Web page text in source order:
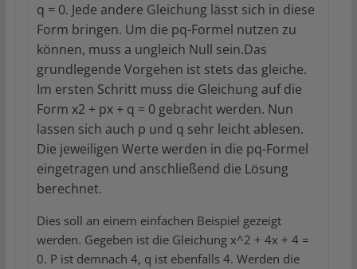
q = 0. Jede andere Gleichung lässt sich in diese
Form bringen. Um die pq-Formel nutzen zu
können, muss a ungleich Null sein.Das
grundlegende Vorgehen ist stets das gleiche.
Im ersten Schritt muss die Gleichung auf die
Form x2 + px + q = 0 gebracht werden. Nun
lassen sich auch p und q sehr leicht ablesen.
Die jeweiligen Werte werden in die pq-Formel
eingetragen und anschließend die Lösung
berechnet.
Dies soll an einem einfachen Beispiel gezeigt
werden. Gegeben ist die Gleichung x^2 + 4x + 4 =
0. P ist demnach 4, q ist ebenfalls 4. Werden die